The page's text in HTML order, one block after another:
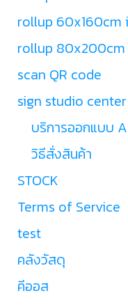
rollup 60x160cm
rollup
scan QR code
sign studio center
บริการออกแบบ
วิธีสั่งสินค้า
STOCK
Terms of Service
test
คลังวัสดุ
คีออส